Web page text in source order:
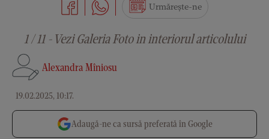
Alexandra Mîniosu
19.02.2025, 10:17.
Urmărește-ne
1 / 11 - Vezi Galeria Foto in interiorul articolului
Adaugă-ne ca sursă preferată în Google